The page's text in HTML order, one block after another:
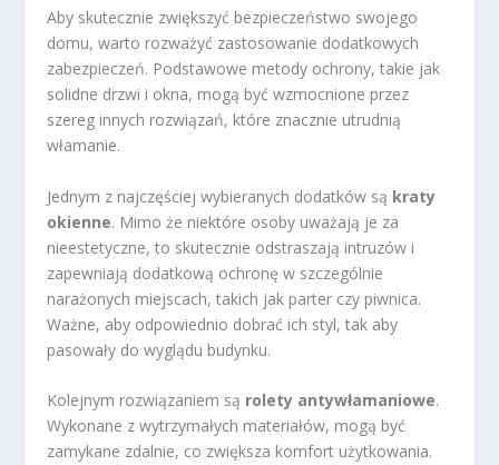
Aby skutecznie zwiększyć bezpieczeństwo swojego
domu, warto rozważyć zastosowanie dodatkowych
zabezpieczeń. Podstawowe metody ochrony, takie jak
solidne drzwi i okna, mogą być wzmocnione przez
szereg innych rozwiązań, które znacznie utrudnią
włamanie.
Jednym z najczęściej wybieranych dodatków są kraty
okienne. Mimo że niektóre osoby uważają je za
nieestetyczne, to skutecznie odstraszają intruzów i
zapewniają dodatkową ochronę w szczególnie
narażonych miejscach, takich jak parter czy piwnica.
Ważne, aby odpowiednio dobrać ich styl, tak aby
pasowały do wyglądu budynku.
Kolejnym rozwiązaniem są rolety antywłamaniowe.
Wykonane z wytrzymałych materiałów, mogą być
zamykane zdalnie, co zwiększa komfort użytkowania.